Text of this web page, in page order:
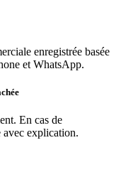
enregistrée basée
et WhatsApp.
En cas de
avec explication.